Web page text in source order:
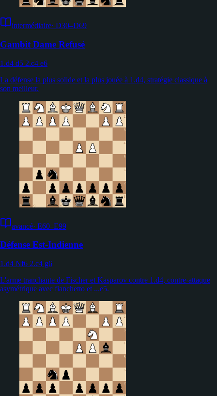
intermédiaire· D30–D69
Gambit Dame Refusé
1.d4 d5 2.c4 e6
La défense la plus solide et la plus jouée à 1.d4, stratégie classique à
son meilleur.
avancé· E60–E99
Défense Est-Indienne
1.d4 Nf6 2.c4 g6
L'arme tranchante de Fischer et Kasparov contre 1.d4, contre-attaque
asymétrique avec fianchetto et ...e5.